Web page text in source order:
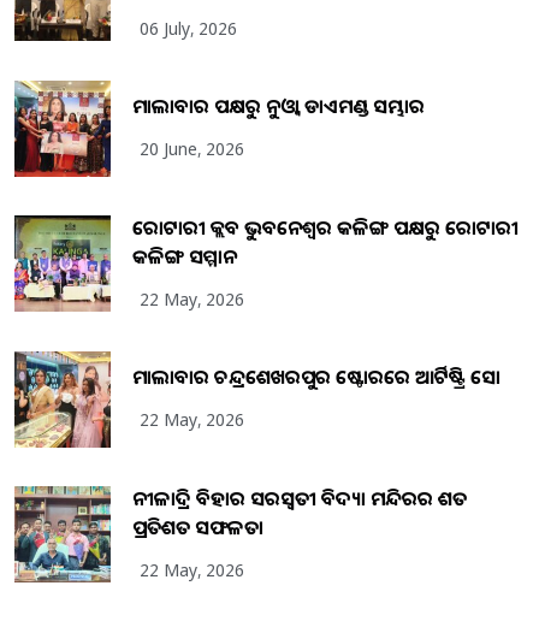
06 July, 2026
ମାଲାବାର ପକ୍ଷରୁ ନୁଓ୍ବା ଡାଏମଣ୍ଡ ସମ୍ଭାର
20 June, 2026
ରୋଟାରୀ କ୍ଲବ ଭୁବନେଶ୍ୱର କଳିଙ୍ଗ ପକ୍ଷରୁ ରୋଟାରୀ
କଳିଙ୍ଗ ସମ୍ମାନ
22 May, 2026
ମାଲାବାର ଚନ୍ଦ୍ରଶେଖରପୁର ଷ୍ଟୋରରେ ଆର୍ଟିଷ୍ଟ୍ରି ସୋ
22 May, 2026
ନୀଳାଦ୍ରି ବିହାର ସରସ୍ୱତୀ ବିଦ୍ୟା ମନ୍ଦିରର ଶତ
ପ୍ରତିଶତ ସଫଳତା
22 May, 2026